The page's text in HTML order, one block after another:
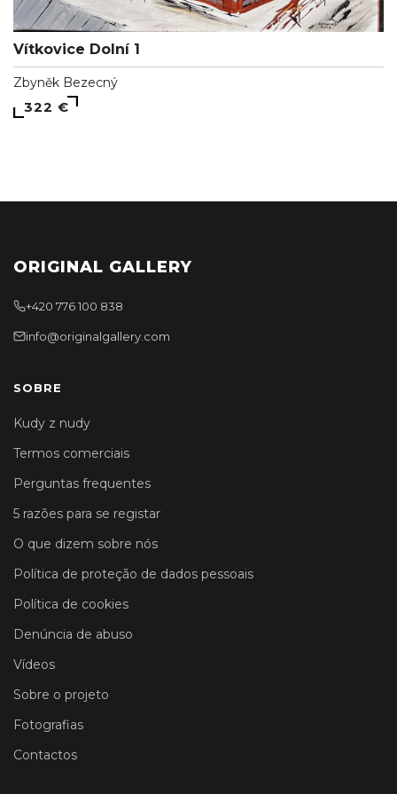
Vítkovice Dolní 1
Zbyněk Bezecný
322 €
ORIGINAL GALLERY
+420 776 100 838
info@originalgallery.com
SOBRE
Kudy z nudy
Termos comerciais
Perguntas frequentes
5 razões para se registar
O que dizem sobre nós
Política de proteção de dados pessoais
Política de cookies
Denúncia de abuso
Vídeos
Sobre o projeto
Fotografias
Contactos